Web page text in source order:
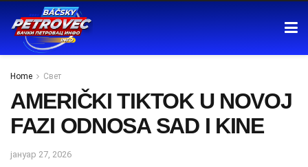
Home Свет
AMERIČKI TIKTOK U NOVOJ
FAZI ODNOSA SAD I KINE
јануар 27, 2026